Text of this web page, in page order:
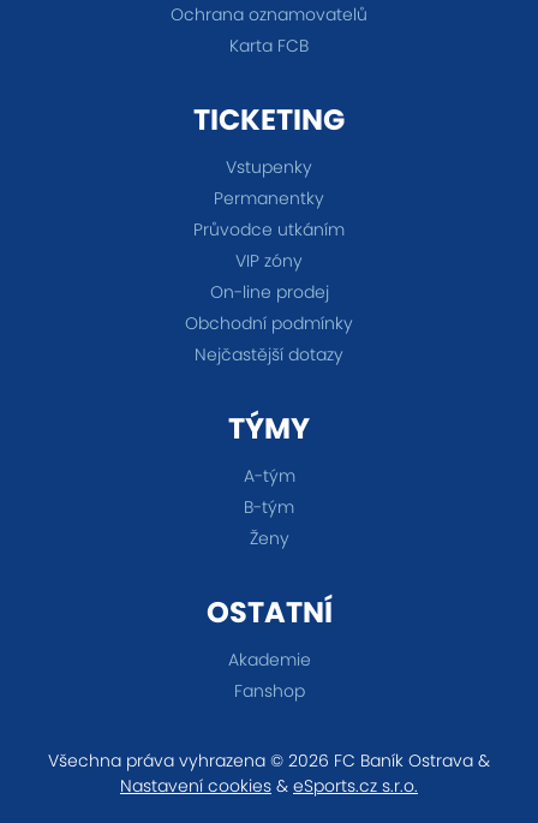
Ochrana oznamovatelů
Karta FCB
TICKETING
Vstupenky
Permanentky
Průvodce utkáním
VIP zóny
On-line prodej
Obchodní podmínky
Nejčastější dotazy
TÝMY
A-tým
B-tým
Ženy
OSTATNÍ
Akademie
Fanshop
Všechna práva vyhrazena © 2026 FC Baník Ostrava &
Nastavení cookies & eSports.cz s.r.o.